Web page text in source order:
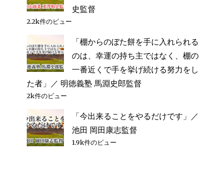
史監督
2.2k件のビュー
「棚からのぼた餅を手に入れられる
のは、幸運の持ち主ではなく、棚の
一番近くで手を挙げ続ける努力をし
た者」／ 明徳義塾 馬淵史郎監督
2k件のビュー
「今出来ることをやるだけです」／
池田 岡田康志監督
1.9k件のビュー